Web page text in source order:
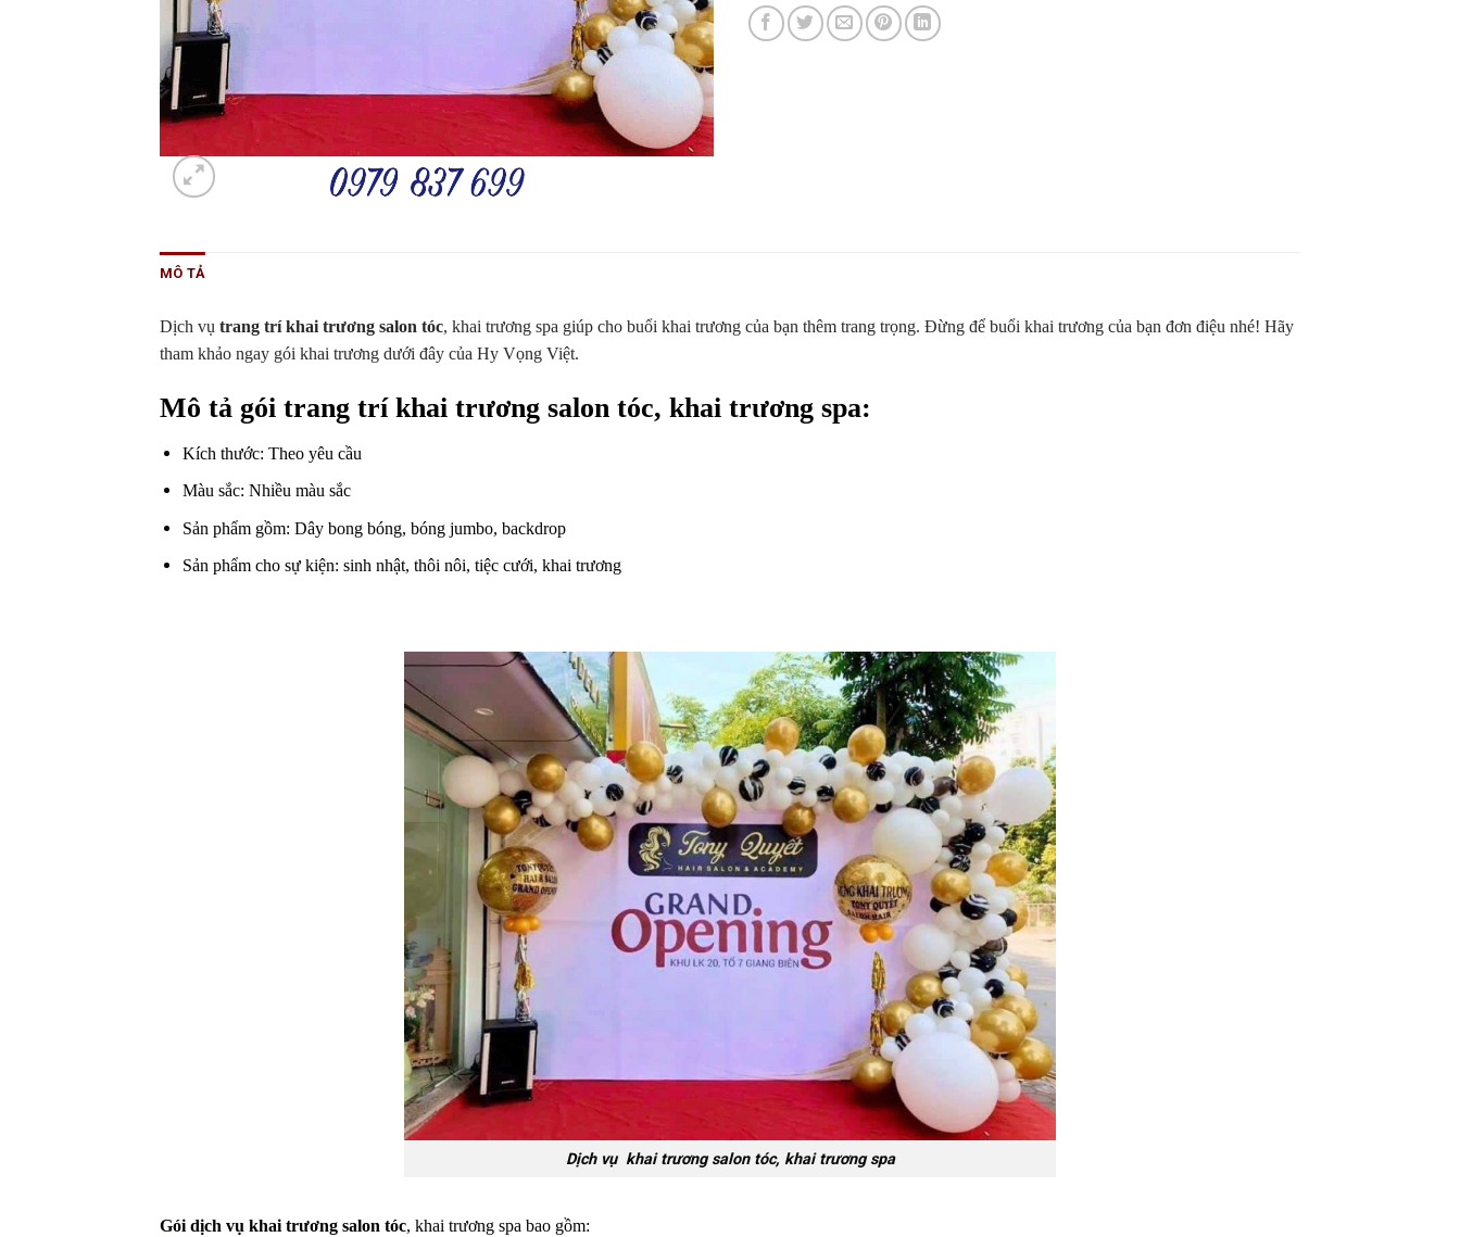
MÔ TẢ
Dịch vụ trang trí khai trương salon tóc, khai trương spa giúp cho buổi khai trương của bạn thêm trang trọng. Đừng để buổi khai trương của bạn đơn điệu nhé! Hãy
tham khảo ngay gói khai trương dưới đây của Hy Vọng Việt.
Mô tả gói trang trí khai trương salon tóc, khai trương spa:
Kích thước: Theo yêu cầu
Màu sắc: Nhiều màu sắc
Sản phẩm gồm: Dây bong bóng, bóng jumbo, backdrop
Sản phẩm cho sự kiện: sinh nhật, thôi nôi, tiệc cưới, khai trương
Dịch vụ khai trương salon tóc, khai trương spa
Gói dịch vụ khai trương salon tóc, khai trương spa bao gồm: